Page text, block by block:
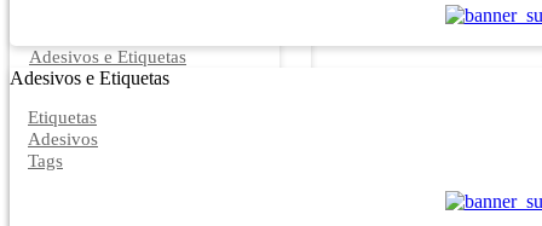
Adesivos e Etiquetas
Adesivos e Etiquetas
Etiquetas
Adesivos
Tags